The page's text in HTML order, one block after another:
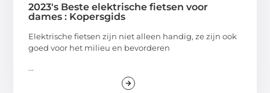
2023's Beste elektrische fietsen voor
dames : Kopersgids
Elektrische fietsen zijn niet alleen handig, ze zijn ook
goed voor het milieu en bevorderen
...